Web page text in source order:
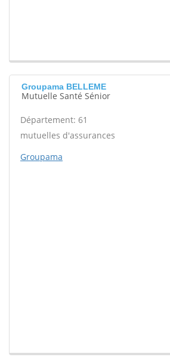
Groupama BELLEME
Mutuelle Santé Sénior
Département: 61
mutuelles d'assurances
Groupama